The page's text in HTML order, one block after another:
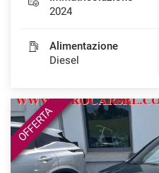
2024
Alimentazione
Diesel
OFFERTA